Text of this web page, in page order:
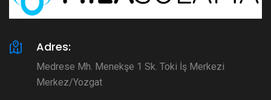
Adres:
Medrese Mh. Menekşe 1 Sk. Toki İş Merkezi
Merkez/Yozgat